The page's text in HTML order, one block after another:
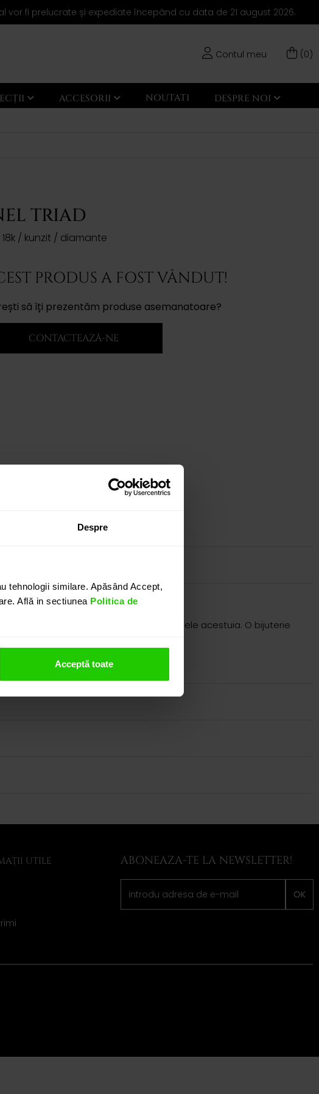
Despre
tehnologii similare. Apăsând Accept,
Află in sectiunea Politica de
Acceptă toate
fi prelucrate și expediate începând cu data de 21 august 2026.
Contul meu (0)
ACCESORII NOUTATI DESPRE NOI
TRIAD
18k / kunzit / diamante
PRODUS A FOST VÂNDUT!
să îți prezentăm produse asemanatoare?
CONTACTEAZĂ-NE
(10.22 ct.) si doua diamante in lateralele acestuia. O bijuterie
ul nostru.
UTILE ABONEAZA-TE LA NEWSLETTER!
OK